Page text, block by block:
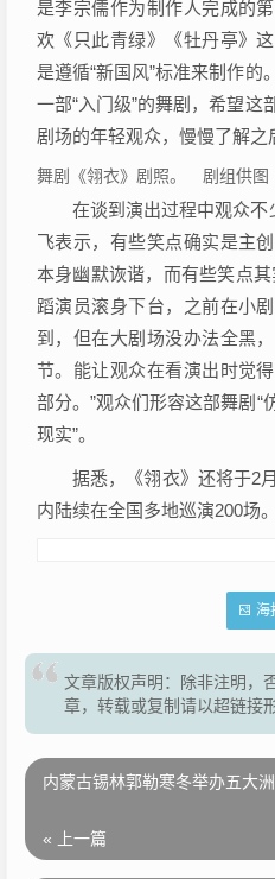
是李宗儒作为制作人完成的
欢《只此青绿》《牡丹亭》
是遵循“新国风”标准来制作
一部“入门级”的舞剧，希望
剧场的年轻观众，慢慢了解之
舞剧《翎衣》剧照。 剧组供图
在谈到演出过程中观众不
飞表示，有些笑点确实是主
本身幽默诙谐，而有些笑点
蹈演员滚身下台，之前在小
到，但在大剧场没办法全黑
节。能让观众在看演出时觉
部分。”观众们形容这部舞剧
现实”。
据悉，《翎衣》还将于2月
内陆续在全国多地巡演200场
海
文章版权声明：除非注明，
章，转载或复制请以超链接
内蒙古锡林郭勒寒冬举办五大
« 上一篇